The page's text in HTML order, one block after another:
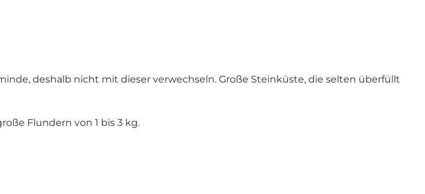
deshalb nicht mit dieser verwechseln. Große Steinküste, die selten überfüllt
Flundern von 1 bis 3 kg.